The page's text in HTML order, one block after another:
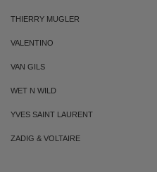
THIERRY MUGLER
VALENTINO
VAN GILS
WET N WILD
YVES SAINT LAURENT
ZADIG & VOLTAIRE